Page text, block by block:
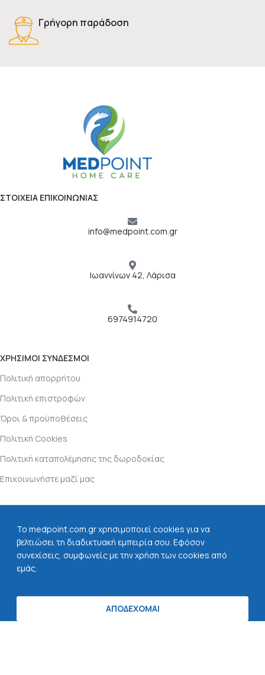
Γρήγορη παράδοση
ΣΤΟΙΧΕΙΑ ΕΠΙΚΟΙΝΩΝΙΑΣ
info@medpoint.com.gr
Ιωαννίνων 42, Λάρισα
6974914720
ΧΡΗΣΙΜΟΙ ΣΥΝΔΕΣΜΟΙ
Πολιτική απορρήτου
Πολιτική επιστροφών
Όροι & προϋποθέσεις
Πολιτική Cookies
Πολιτική καταπολέμησης της δωροδοκίας
Επικοινωνήστε μαζί μας
Βρείτε μας στα social:
To medpoint.com.gr χρησιμοποιεί cookies για να
βελτιώσει τη διαδικτυακή εμπειρία σου. Εφόσον
συνεχίσεις, συμφωνείς με την χρήση των cookies από
εμάς.
ΑΠΟΔΕΧΟΜΑΙ